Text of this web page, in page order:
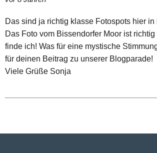
Das sind ja richtig klasse Fotospots hier in
Das Foto vom Bissendorfer Moor ist
finde ich! Was für eine mystische
für deinen Beitrag zu unserer Blogparade!
Viele Grüße Sonja